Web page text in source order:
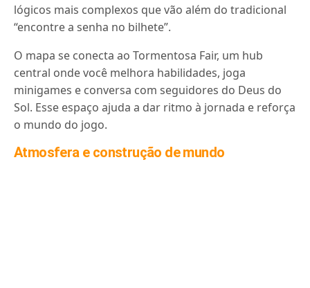
lógicos mais complexos que vão além do tradicional
“encontre a senha no bilhete”.
O mapa se conecta ao Tormentosa Fair, um hub
central onde você melhora habilidades, joga
minigames e conversa com seguidores do Deus do
Sol. Esse espaço ajuda a dar ritmo à jornada e reforça
o mundo do jogo.
Atmosfera e construção de mundo